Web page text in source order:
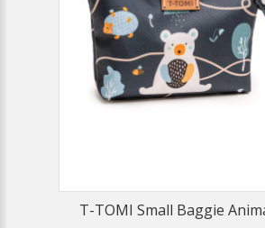
T-TOMI Small Baggie